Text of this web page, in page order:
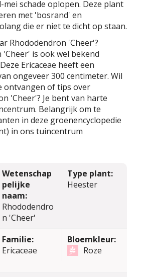
schade oplopen. Deze plant
met 'bosrand' en
die er niet te dicht op staan.
Rhododendron 'Cheer'?
'Cheer' is ook wel bekend
Ericaceae heeft een
ongeveer 300 centimeter. Wil
ontvangen of tips over
'Cheer'? Je bent van harte
Belangrijk om te
in deze groenencyclopedie
in ons tuincentrum
Wetenschap
pelijke
naam:
Rhododendro
n 'Cheer'
Type plant:
Heester
Familie:
Ericaceae
Bloemkleur:
Roze